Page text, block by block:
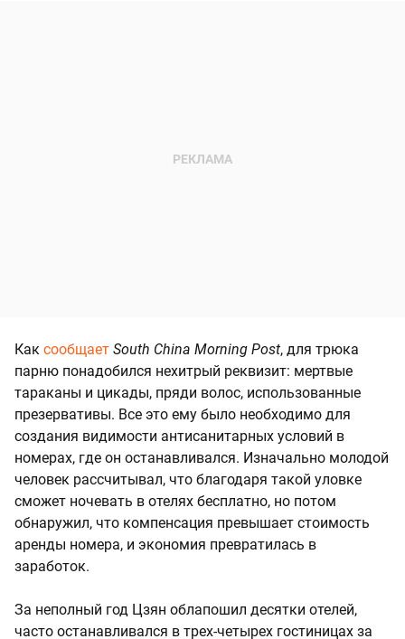
Как сообщает South China Morning Post, для трюка
парню понадобился нехитрый реквизит: мертвые
тараканы и цикады, пряди волос, использованные
презервативы. Все это ему было необходимо для
создания видимости антисанитарных условий в
номерах, где он останавливался. Изначально молодой
человек рассчитывал, что благодаря такой уловке
сможет ночевать в отелях бесплатно, но потом
обнаружил, что компенсация превышает стоимость
аренды номера, и экономия превратилась в
заработок.
За неполный год Цзян облапошил десятки отелей,
часто останавливался в трех-четырех гостиницах за